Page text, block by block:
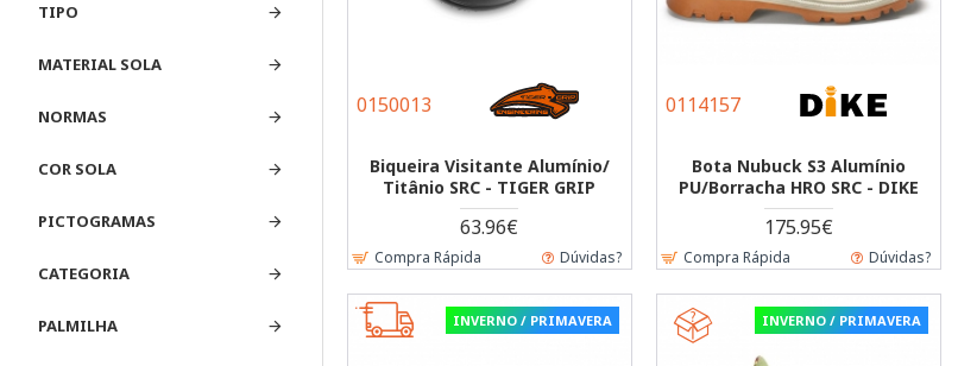
TIPO
MATERIAL SOLA
NORMAS
COR SOLA
PICTOGRAMAS
CATEGORIA
PALMILHA
0150013
Biqueira Visitante Alumínio/
Titânio SRC - TIGER GRIP
63.96€
Compra Rápida Dúvidas?
0114157
Bota Nubuck S3 Alumínio
PU/Borracha HRO SRC - DIKE
175.95€
Compra Rápida Dúvidas?
INVERNO / PRIMAVERA INVERNO / PRIMAVERA